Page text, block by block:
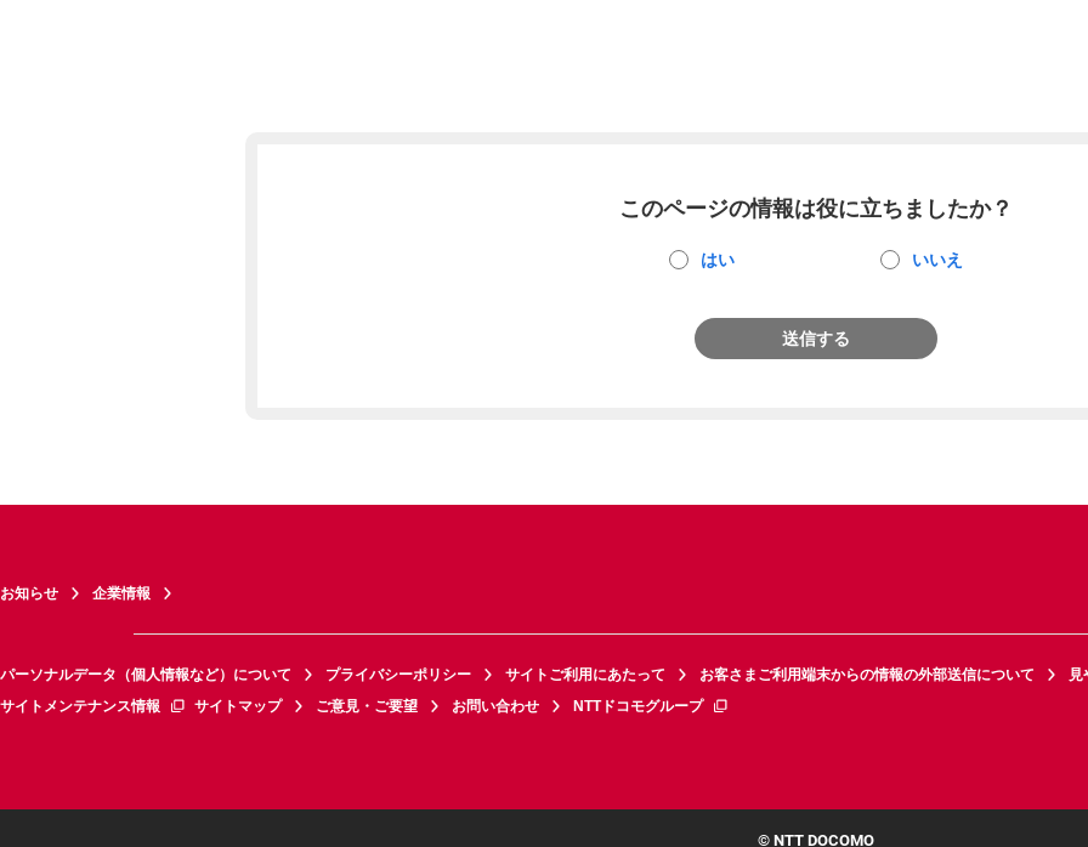
このページの情報は役に立ちましたか？
はい いいえ
送信する
お知らせ 企業情報
パーソナルデータ（個人情報など）について プライバシーポリシー サイトご利用にあたって お客さまご利用端末からの情報の外部送信について
見
サイトメンテナンス情報
サイトマップ ご意見・ご要望 お問い合わせ NTTドコモグループ
© NTT DOCOMO